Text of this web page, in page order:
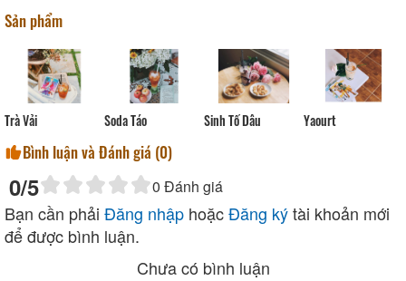
Sản phẩm
Trà Vải Soda Táo Sinh Tố Dâu Yaourt
Bình luận và Đánh giá (0)
0/5 0 Đánh giá
Bạn cần phải Đăng nhập hoặcĐăng kýtài khoản mới
để được bình luận.
Chưa có bình luận